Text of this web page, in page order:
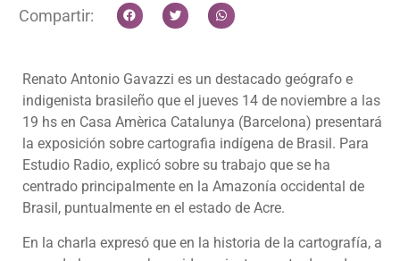
Compartir:
Renato Antonio Gavazzi es un destacado geógrafo e
indigenista brasileño que el jueves 14 de noviembre a las
19 hs en Casa Amèrica Catalunya (Barcelona) presentará
la exposición sobre cartografia indígena de Brasil. Para
Estudio Radio, explicó sobre su trabajo que se ha
centrado principalmente en la Amazonía occidental de
Brasil, puntualmente en el estado de Acre.
En la charla expresó que en la historia de la cartografía, a